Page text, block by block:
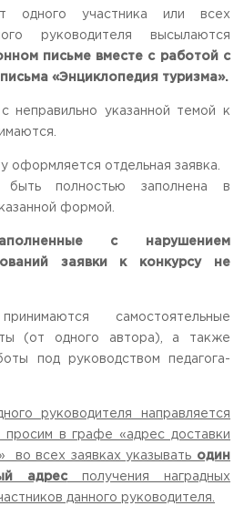
одного участника или всех
руководителя высылаются
письме вместе с работой с
«Энциклопедия туризма».
неправильно указанной темой к
оформляется отдельная заявка.
быть полностью заполнена в
формой.
с нарушением
заявки к конкурсу не
самостоятельные
(от одного автора), а также
под руководством педагога-
руководителя направляется
просим в графе «адрес доставки
во всех заявках указывать один
адресполучения наградных
данного руководителя.